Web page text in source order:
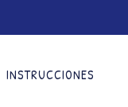
INSTRUCCIONES